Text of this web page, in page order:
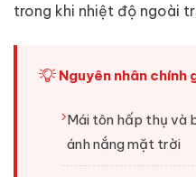
trong khi nhiệt độ ngoài
Nguyên nhân chính
Mái tôn hấp thụ và
ánh nắng mặt trời